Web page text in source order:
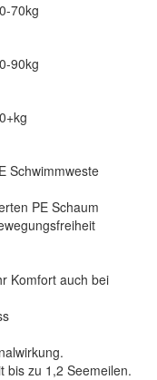
70kg
90kg
Schwimmweste
PE Schaum
Komfort auch bei
bis zu 1,2 Seemeilen.